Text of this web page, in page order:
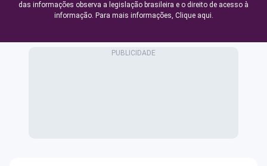
das informações observa a legislação brasileira e o direito de acesso à
informação. Para mais informações, Clique aqui.